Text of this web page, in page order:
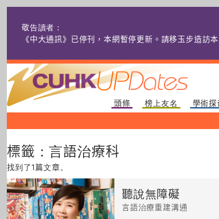
敬告讀者：
《中大通訊》已停刊，本網暫停更新。請移玉步造訪
頭條 榜上友名 學術探
標籤：言語治療科
找到了1篇文章。
聽說無障礙
言語治療重建溝通